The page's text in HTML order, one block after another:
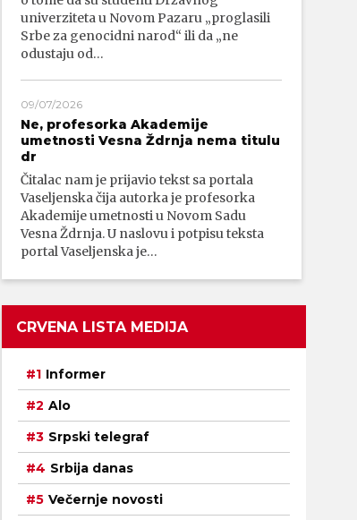
univerziteta u Novom Pazaru „proglasili
Srbe za genocidni narod“ ili da „ne
odustaju od…
09/07/2026
Ne, profesorka Akademije
umetnosti Vesna Ždrnja nema titulu
dr
Čitalac nam je prijavio tekst sa portala
Vaseljenska čija autorka je profesorka
Akademije umetnosti u Novom Sadu
Vesna Ždrnja. U naslovu i potpisu teksta
portal Vaseljenska je…
CRVENA LISTA MEDIJA
Informer
Alo
Srpski telegraf
Srbija danas
Večernje novosti